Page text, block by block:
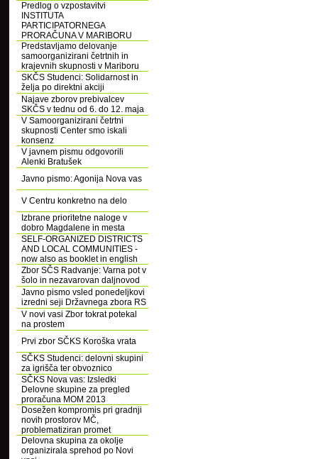
Predlog o vzpostavitvi
INSTITUTA
PARTICIPATORNEGA
PRORAČUNA V MARIBORU
Predstavljamo delovanje
samoorganizirani četrtnih in
krajevnih skupnosti v Mariboru
SKČS Studenci: Solidarnost in
želja po direktni akciji
Najave zborov prebivalcev
SKČS v tednu od 6. do 12. maja
V Samoorganizirani četrtni
skupnosti Center smo iskali
konsenz
V javnem pismu odgovorili
Alenki Bratušek
Javno pismo: Agonija Nova vas
V Centru konkretno na delo
Izbrane prioritetne naloge v
dobro Magdalene in mesta
SELF-ORGANIZED DISTRICTS
AND LOCAL COMMUNITIES -
now also as booklet in english
Zbor SČS Radvanje: Varna pot v
šolo in nezavarovan daljnovod
Javno pismo vsled ponedeljkovi
izredni seji Državnega zbora RS
V novi vasi Zbor tokrat potekal
na prostem
Prvi zbor SČKS Koroška vrata
SČKS Studenci: delovni skupini
za igrišča ter obvoznico
SČKS Nova vas: Izsledki
Delovne skupine za pregled
proračuna MOM 2013
Dosežen kompromis pri gradnji
novih prostorov MČ,
problematiziran promet
Delovna skupina za okolje
organizirala sprehod po Novi